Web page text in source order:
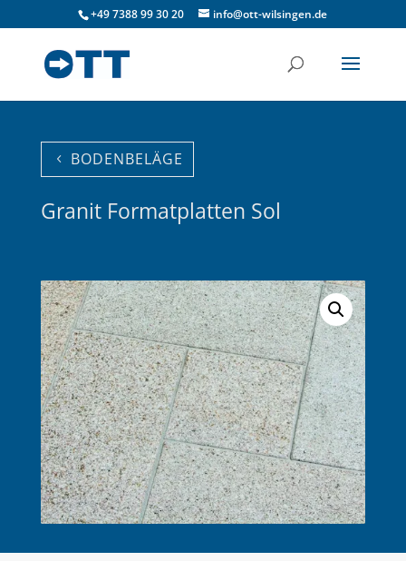
+49 7388 99 30 20 info@ott-wilsingen.de
BODENBELÄGE
Granit Formatplatten Sol